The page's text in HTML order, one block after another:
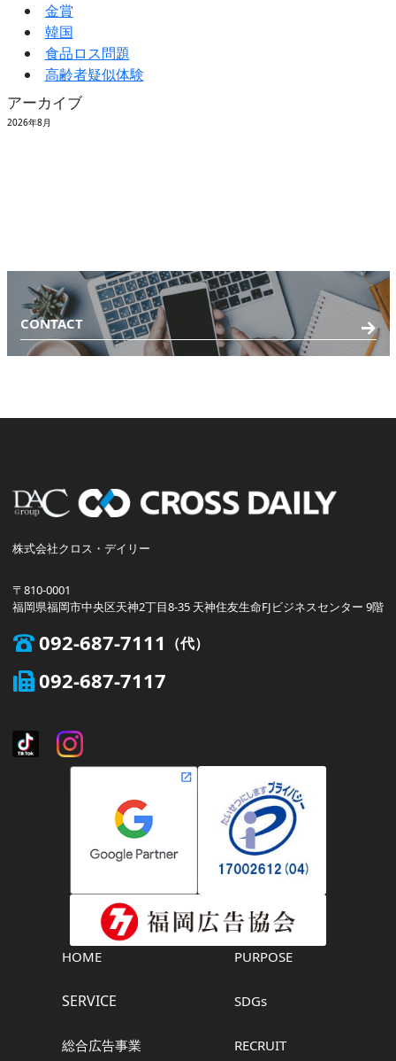
金賞
韓国
食品ロス問題
高齢者疑似体験
アーカイブ
CONTACT
株式会社クロス・デイリー
〒810-0001
福岡県福岡市中央区天神2丁目8-35 天神住友生命FJビジネスセンター 9階
092-687-7111
092-687-7117
HOME
SERVICE
総合広告事業
PURPOSE
SDGs
RECRUIT